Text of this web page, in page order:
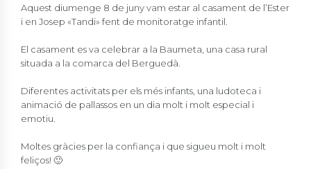
Aquest diumenge 8 de juny vam estar al casament de l’Ester
i en Josep «Tandi» fent de monitoratge infantil.
El casament es va celebrar a la Baumeta, una casa rural
situada a la comarca del Berguedà.
Diferentes activitats per els més infants, una ludoteca i
animació de pallassos en un dia molt i molt especial i
emotiu.
Moltes gràcies per la confiança i que sigueu molt i molt
feliços! 🙂